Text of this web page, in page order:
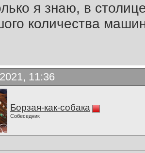
я знаю, в
количества
11:36
Борзая-как-собака
Собеседник